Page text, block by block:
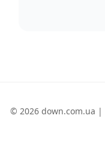
© 2026 down.com.ua |